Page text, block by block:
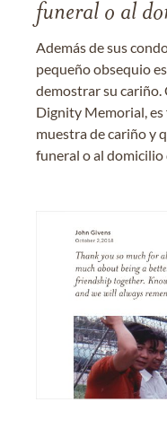
funeral o al
Además de sus
pequeño obsequio
demostrar su cariño.
Dignity Memorial,
muestra de cariño y
funeral o al domicilio